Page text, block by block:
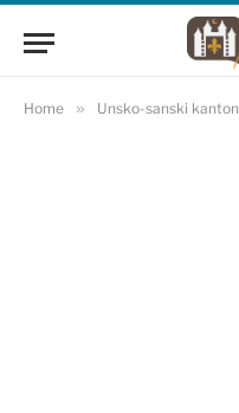
Home » Unsko-sanski kanton